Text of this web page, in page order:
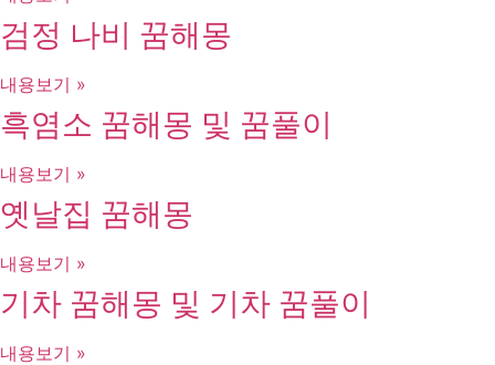
검정 나비 꿈해몽
내용보기 »
흑염소 꿈해몽 및 꿈풀이
내용보기 »
옛날집 꿈해몽
내용보기 »
기차 꿈해몽 및 기차 꿈풀이
내용보기 »